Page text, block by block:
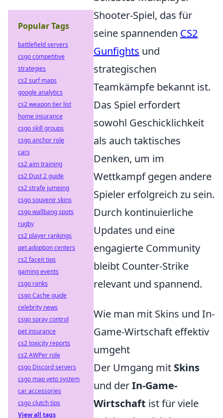
Shooter-Spiel, das für
seine spannenden CS2
Gunfights und
strategischen
Teamkämpfe bekannt ist.
Das Spiel erfordert
sowohl Geschicklichkeit
als auch taktisches
Denken, um im
Wettkampf gegen andere
Spieler erfolgreich zu sein.
Durch kontinuierliche
Updates und eine
engagierte Community
bleibt Counter-Strike
relevant und spannend.
Wie man mit Skins und In-
Game-Wirtschaft effektiv
umgeht
Der Umgang mit Skins
und derIn-Game-
Wirtschaft ist für viele
Popular Tags
battlefield servers
csgo competitive
strategies
cs2 surf maps
google analytics
cs2 weapon tier list
home insurance
csgo skill groups
csgo anchor role
cars
cs2 aim training
cs2 Dust 2 guide
cs2 strafe jumping
csgo souvenir skins
csgo wallbang spots
rugby
cs2 player rankings
pet adoption centers
cs2 faceit tips
gaming events
csgo ranks
csgo Cache guide
celebrity news
csgo spray control
pet insurance
cs2 toxicity reports
cs2 AWPer role
csgo Discord servers
csgo map veto system
car accessories
csgo clutch tips
View all tags